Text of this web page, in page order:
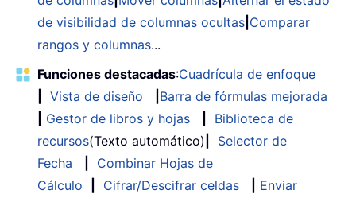
de visibilidad de columnas ocultas Comparar
rangos y columnas...
Funciones destacadas:Cuadrícula de enfoque
Vista de diseño
Barra de fórmulas mejorada
Gestor de libros y hojas
Biblioteca de
recursos(Texto automático)
Selector de
Fecha
Combinar Hojas de
Cálculo
Cifrar/Descifrar celdas
Enviar